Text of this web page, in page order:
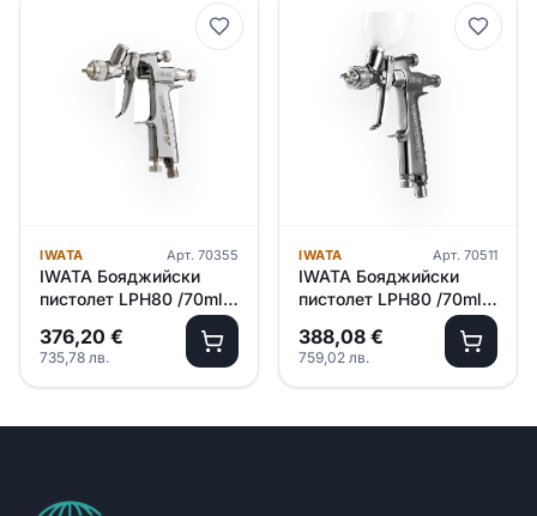
IWATA Арт. 70355
IWATA Бояджийски
пистолет LPH80 /70ml/
376,20 €
735,78 лв.
IWATA Арт. 70511
IWATA Бояджийски
пистолет LPH80 /70ml/
– 0.8 + казанче 250ml
388,08 €
759,02 лв.